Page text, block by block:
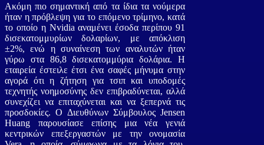
Ακόμη πιο σημαντική από τα ίδια τα νούμερα
ήταν η πρόβλεψη για το επόμενο τρίμηνο, κατά
το οποίο η Nvidia αναμένει έσοδα περίπου 91
δισεκατομμυρίων δολαρίων, με απόκλιση
±2%, ενώ η συναίνεση των αναλυτών ήταν
γύρω στα 86,8 δισεκατομμύρια δολάρια. Η
εταιρεία έστειλε έτσι ένα σαφές μήνυμα στην
αγορά ότι η ζήτηση για τσιπ και υποδομές
τεχνητής νοημοσύνης δεν επιβραδύνεται, αλλά
συνεχίζει να επιταχύνεται και να ξεπερνά τις
προσδοκίες. Ο Διευθύνων Σύμβουλος Jensen
Huang παρουσίασε επίσης μια νέα γενιά
κεντρικών επεξεργαστών με την ονομασία